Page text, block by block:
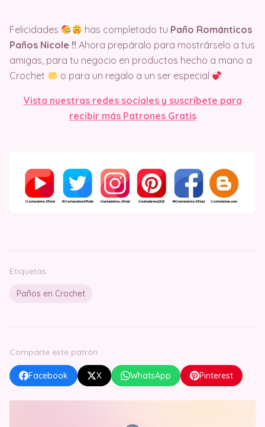
Felicidades has completado tu Paño Románticos
Paños Nicole !! Ahora prepáralo para mostrárselo a tus
amigas, para tu negocio en productos hecho a mano a
Crochet
o para un regalo a un ser especial
Vista nuestras redes sociales y suscríbete para
recibir más Patrones Gratis
Etiquetas
Paños en Crochet
Comparte este patrón
Facebook X WhatsApp Pinterest